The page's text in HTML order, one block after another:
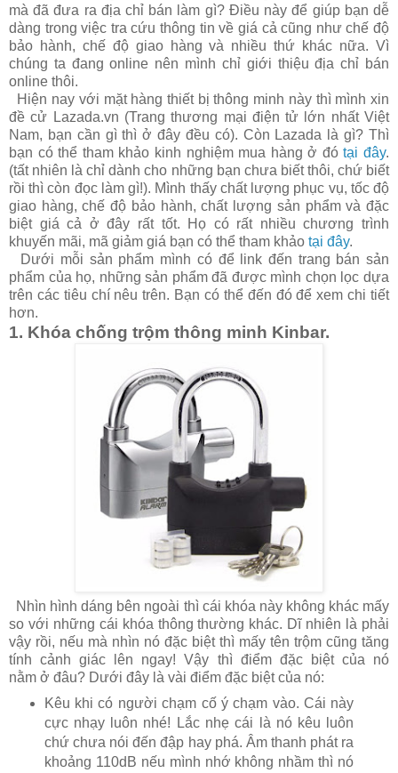
mà đã đưa ra địa chỉ bán làm gì? Điều này để giúp bạn dễ
dàng trong việc tra cứu thông tin về giá cả cũng như chế độ
bảo hành, chế độ giao hàng và nhiều thứ khác nữa. Vì
chúng ta đang online nên mình chỉ giới thiệu địa chỉ bán
online thôi.
Hiện nay với mặt hàng thiết bị thông minh này thì mình xin
đề cử Lazada.vn (Trang thương mại điện tử lớn nhất Việt
Nam, bạn cần gì thì ở đây đều có). Còn Lazada là gì? Thì
bạn có thể tham khảo kinh nghiệm mua hàng ở đótại đây.
(tất nhiên là chỉ dành cho những bạn chưa biết thôi, chứ biết
rồi thì còn đọc làm gì!). Mình thấy chất lượng phục vụ, tốc độ
giao hàng, chế độ bảo hành, chất lượng sản phẩm và đặc
biệt giá cả ở đây rất tốt. Họ có rất nhiều chương trình
khuyến mãi, mã giảm giá bạn có thể tham khảo tại đây.
Dưới mỗi sản phẩm mình có để link đến trang bán sản
phẩm của họ, những sản phẩm đã được mình chọn lọc dựa
trên các tiêu chí nêu trên. Bạn có thể đến đó để xem chi tiết
hơn.
1. Khóa chống trộm thông minh Kinbar.
Nhìn hình dáng bên ngoài thì cái khóa này không khác mấy
so với những cái khóa thông thường khác. Dĩ nhiên là phải
vậy rồi, nếu mà nhìn nó đặc biệt thì mấy tên trộm cũng tăng
tính cảnh giác lên ngay! Vậy thì điểm đặc biệt của nó
nằm ở đâu? Dưới đây là vài điểm đặc biệt của nó:
Kêu khi có người chạm cố ý chạm vào. Cái này
cực nhạy luôn nhé! Lắc nhẹ cái là nó kêu luôn
chứ chưa nói đến đập hay phá. Âm thanh phát ra
khoảng 110dB nếu mình nhớ không nhầm thì nó